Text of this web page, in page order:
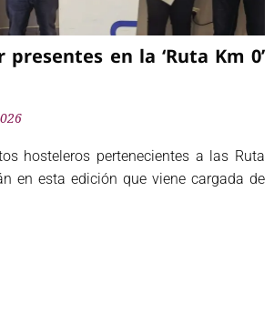
en la ‘Ruta Km 0’
hosteleros pertenecientes a las Ruta
en esta edición que viene cargada de